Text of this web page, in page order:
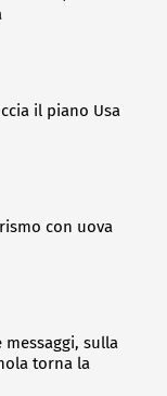
il piano Usa
con uova
messaggi, sulla
torna la